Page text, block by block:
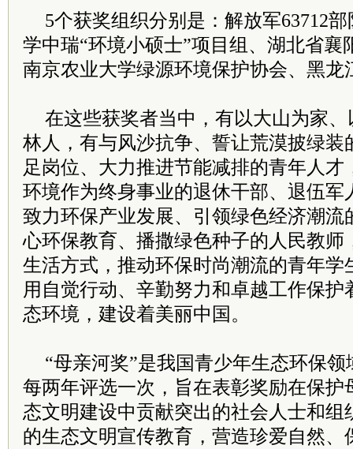
5个获奖组织分别是：解放军63712
学中瑞“环境小硕士”项目组、湖北省襄
南京农业大学绿源环境保护协会、黑龙
在这些获奖者当中，有以大山为家
林人，有与风沙抗争、誓让荒漠披绿装
足岗位、大力推进节能减排的青年人才
环境作为终身事业的退休干部、退伍军
致力环保产业发展、引领绿色经济潮流
心环保教育、播撒绿色种子的人民教师
生活方式，推动环保时尚潮流的青年学
用自觉行动、辛勤努力和卓越工作保护
态环境，建设着美丽中国。
“母亲河奖”是我国青少年生态环保
每两年评选一次，旨在表彰奖励在保护
态文明建设中贡献突出的社会人士和组
的生态文明宣传教育，营造珍爱自然、